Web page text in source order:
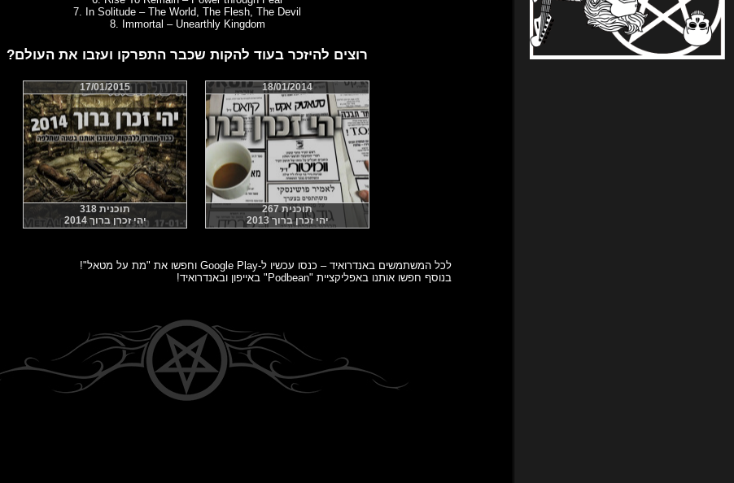
7. In Solitude – The World, The Flesh, The Devil
8. Immortal – Unearthly Kingdom
רוצים להיזכר בעוד להקות שכבר התפרקו ועזבו את העולם?
18/01/2014
תוכנית 267
יהי זכרן ברוך 2013
17/01/2015
תוכנית 318
יהי זכרן ברוך 2014
לכל המשתמשים באנדרואיד – כנסו עכשיו ל-Google Play וחפשו את "מת על מטאל"!
בנוסף חפשו אותנו באפליקציית "Podbean" באייפון ובאנדרואיד!